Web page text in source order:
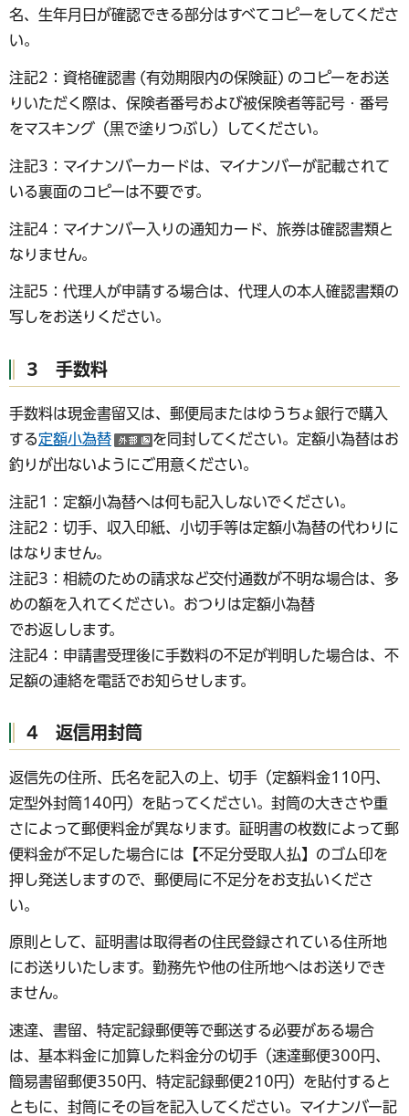
名、生年月日が確認できる部分はすべてコピーをしてくださ
い。
注記2：資格確認書 (有効期限内の保険証) のコピーをお送
りいただく際は、保険者番号および被保険者等記号・番号
をマスキング（黒で塗りつぶし）してください。
注記3：マイナンバーカードは、マイナンバーが記載されて
いる裏面のコピーは不要です。
注記4：マイナンバー入りの通知カード、旅券は確認書類と
なりません。
注記5：代理人が申請する場合は、代理人の本人確認書類の
写しをお送りください。
3 手数料
手数料は現金書留又は、郵便局またはゆうちょ銀行で購入
する定額小為替
（外部サイトへリンク）
を同封してください。定額小為替はお
釣りが出ないようにご用意ください。
注記1：定額小為替へは何も記入しないでください。
注記2：切手、収入印紙、小切手等は定額小為替の代わりに
はなりません。
注記3：相続のための請求など交付通数が不明な場合は、多
めの額を入れてください。おつりは定額小為替
でお返しします。
注記4：申請書受理後に手数料の不足が判明した場合は、不
足額の連絡を電話でお知らせします。
4 返信用封筒
返信先の住所、氏名を記入の上、切手（定額料金110円、
定型外封筒140円）を貼ってください。封筒の大きさや重
さによって郵便料金が異なります。証明書の枚数によって郵
便料金が不足した場合には【不足分受取人払】のゴム印を
押し発送しますので、郵便局に不足分をお支払いくださ
い。
原則として、証明書は取得者の住民登録されている住所地
にお送りいたします。勤務先や他の住所地へはお送りでき
ません。
速達、書留、特定記録郵便等で郵送する必要がある場合
は、基本料金に加算した料金分の切手（速達郵便300円、
簡易書留郵便350円、特定記録郵便210円）を貼付すると
ともに、封筒にその旨を記入してください。マイナンバー記